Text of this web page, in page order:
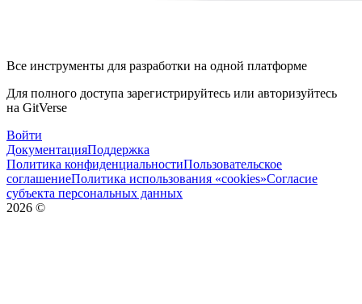
Все инструменты для разработки на одной платформе
Для полного доступа зарегистрируйтесь или авторизуйтесь
на GitVerse
Войти
ДокументацияПоддержка
Политика конфиденциальностиПользовательское
соглашениеПолитика использования «cookies»Согласие
субъекта персональных данных
2026 ©